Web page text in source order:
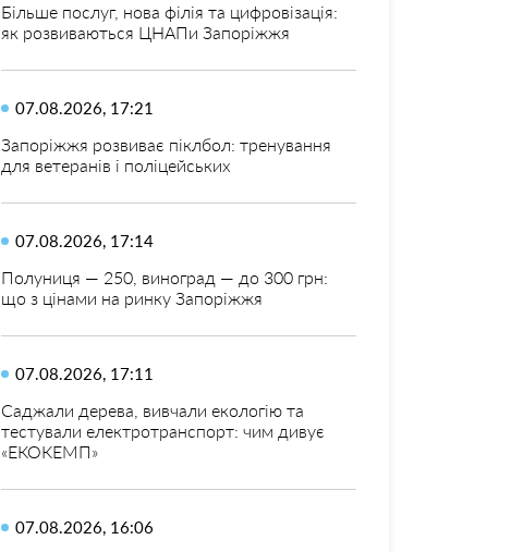
Більше послуг, нова філія та цифровізація:
як розвиваються ЦНАПи Запоріжжя
07.08.2026, 17:21
Запоріжжя розвиває піклбол: тренування
для ветеранів і поліцейських
07.08.2026, 17:14
Полуниця — 250, виноград — до 300 грн:
що з цінами на ринку Запоріжжя
07.08.2026, 17:11
Саджали дерева, вивчали екологію та
тестували електротранспорт: чим дивує
«ЕКОКЕМП»
07.08.2026, 16:06